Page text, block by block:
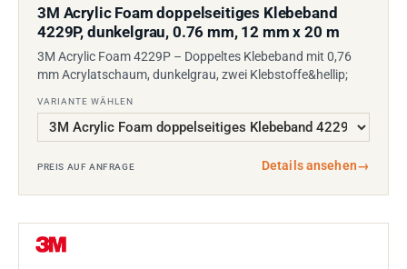
3M Acrylic Foam doppelseitiges Klebeband
4229P, dunkelgrau, 0.76 mm, 12 mm x 20 m
3M Acrylic Foam 4229P – Doppeltes Klebeband mit 0,76
mm Acrylatschaum, dunkelgrau, zwei Klebstoffe&hellip;
VARIANTE WÄHLEN
PREIS AUF ANFRAGE Details ansehen→